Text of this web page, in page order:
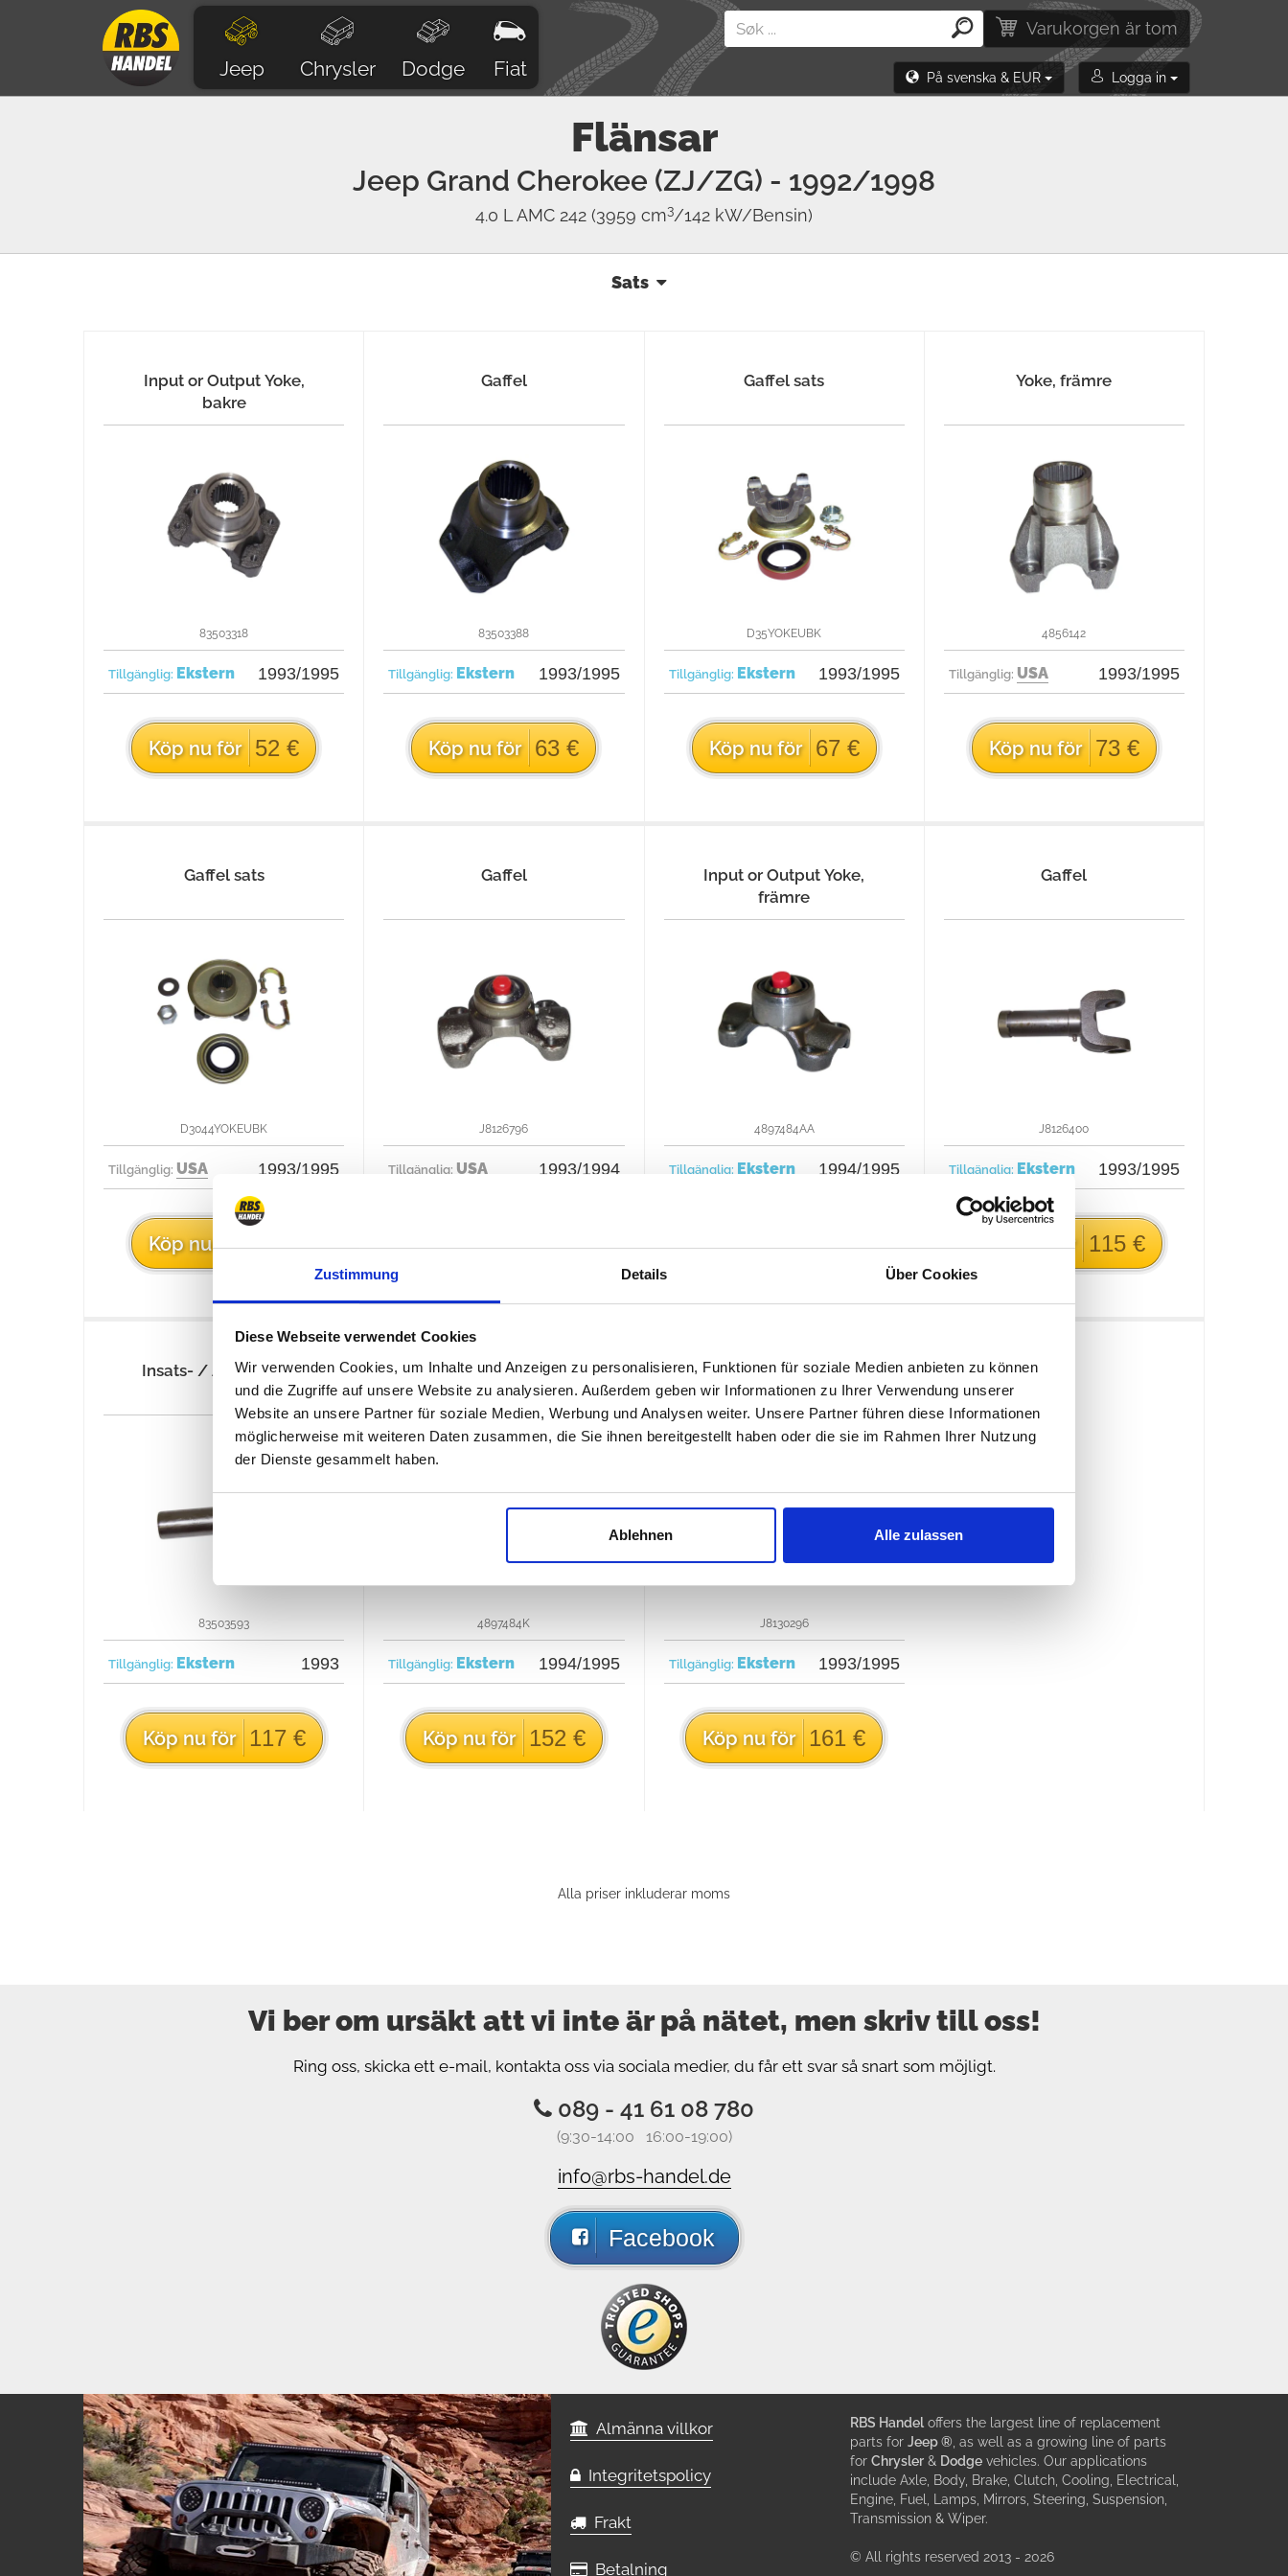
Zustimmung Details Über Cookies
Diese Webseite verwendet Cookies
Wir verwenden Cookies, um Inhalte und Anzeigen zu personalisieren, Funktionen für soziale Medien anbieten zu können
und die Zugriffe auf unsere Website zu analysieren. Außerdem geben wir Informationen zu Ihrer Verwendung unserer
Website an unsere Partner für soziale Medien, Werbung und Analysen weiter. Unsere Partner führen diese Informationen
möglicherweise mit weiteren Daten zusammen, die Sie ihnen bereitgestellt haben oder die sie im Rahmen Ihrer Nutzung
der Dienste gesammelt haben.
Ablehnen Alle zulassen
Jeep Chrysler Dodge Fiat
Varukorgen är tom
På svenska & EUR Logga in
Flänsar
Jeep Grand Cherokee (ZJ/ZG) - 1992/1998
4.0 L AMC 242 (3959 cm3/142 kW/Bensin)
Sats
Input or Output Yoke,
bakre
83503318
Tillgänglig: Ekstern 1993/1995
Köp nu för 52 €
Gaffel
83503388
Tillgänglig: Ekstern 1993/1995
Köp nu för 63 €
Gaffel sats
D35YOKEUBK
Tillgänglig: Ekstern 1993/1995
Köp nu för 67 €
Yoke, främre
4856142
Tillgänglig: USA 1993/1995
Köp nu för 73 €
Gaffel sats
D3044YOKEUBK
Tillgänglig: USA 1993/1995
Köp nu för 89 €
Gaffel
J8126796
Tillgänglig: USA 1993/1994
Köp nu för 107 €
Input or Output Yoke,
främre
4897484AA
Tillgänglig: Ekstern 1994/1995
Köp nu för 114 €
Gaffel
J8126400
Tillgänglig: Ekstern 1993/1995
Köp nu för 115 €
Insats- / Avkastgaffel
83503593
Tillgänglig: Ekstern 1993
Köp nu för 117 €
Yoke + Seal Kit, främre
4897484K
Tillgänglig: Ekstern 1994/1995
Köp nu för 152 €
Yoke Center, främre
J8130296
Tillgänglig: Ekstern 1993/1995
Köp nu för 161 €
Alla priser inkluderar moms
Vi ber om ursäkt att vi inte är på nätet, men skriv till oss!
Ring oss, skicka ett e-mail, kontakta oss via sociala medier, du får ett svar så snart som möjligt.
089 - 41 61 08 780
(9:30-14:00 16:00-19:00)
info@rbs-handel.de
Facebook
Almänna villkor
Integritetspolicy
Frakt
Betalning
RBS Handel offers the largest line of replacement
parts for Jeep ® , as well as a growing line of parts
for Chrysler & Dodge vehicles. Our applications
include Axle, Body, Brake, Clutch, Cooling, Electrical,
Engine, Fuel, Lamps, Mirrors, Steering, Suspension,
Transmission & Wiper.
© All rights reserved 2013 - 2026